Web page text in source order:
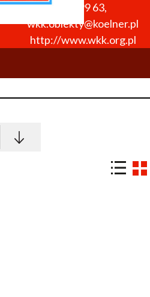
327 99 63,
wkk.obiekty@koelner.pl
http://www.wkk.org.pl